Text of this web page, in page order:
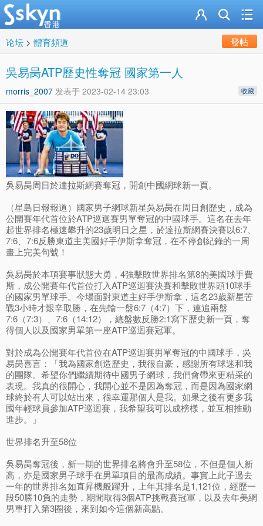
论坛 > 體育頻道 發帖
吳易昺ATP歷史性奪冠 國家第一人
收藏
morris_2007 发表于 2023-02-14 23:03
吳易昺周日於達拉斯網賽奪冠，開創中國網球新一頁。
（星島日報報道）國家男子網球新星吳易昺在周日創歷史，成為
公開賽年代首位於ATP巡迴賽男單奪冠的中國球手。這名在去年
起世界排名極速攀升的23歲明日之星，於達拉斯網賽決賽以6:7、
7:6、7:6反勝東道主美國好手伊斯拿奪冠，在不停創紀錄的一周
畫上完美句號！
吳易昺於本項賽事狀態大勇，4強擊敗世界排名第8的美國球手費
斯，成公開賽年代首位打入ATP巡迴賽決賽和擊敗世界頭10球手
的國家男單球手。今場面對東道主好手伊斯拿，這名23歲新星苦
戰3小時才艱辛取勝，在先輸一盤6:7（4:7）下，連追兩盤
7:6（7:3）、7:6（14:12），總盤數反勝2:1寫下歷史新一頁，奪
得個人以及國家男單第一座ATP巡迴賽冠軍。
對於成為公開賽年代首位在ATP巡迴賽男單奪冠的中國球手，吳
易昺喜言：「我為國家創造歷史，我很自豪，感謝所有球迷和我
的團隊。希望你們繼續期待中國男子網球，我們會帶來更精采的
表現。我真的很開心，我開心並不是因為奪冠，而是因為國家網
球終於有人可以站出來，很幸運那個人是我。如果之後有更多我
國年輕球員參加ATP巡迴賽，我希望我可以成榜樣，並互相推動
進步。」
世界排名升至58位
吳易昺奪冠後，新一期的世界排名將會升至58位，不但是個人新
高，亦是國家男子球手在男單項目的最高成績。事實上此子過去
一年的世界排名如直昇機般躍升，上年其排名是1,121位，經歷一
段50勝10負的走勢，期間取得3個ATP挑戰賽冠軍，以及去年美網
男單打入第3圈後，來到如今這個新高點。